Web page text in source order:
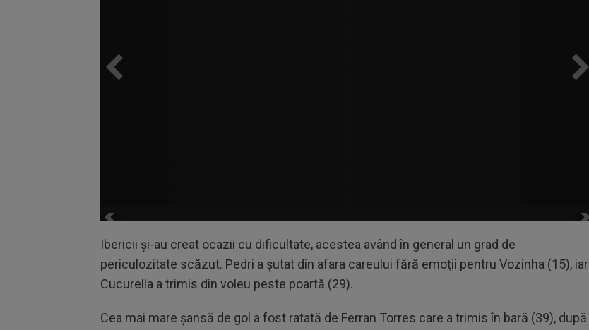
Ibericii şi-au creat ocazii cu dificultate, acestea având în general un grad de
periculozitate scăzut. Pedri a şutat din afara careului fără emoţii pentru Vozinha (15), iar
Cucurella a trimis din voleu peste poartă (29).
Cea mai mare șansă de gol a fost ratată de Ferran Torres care a trimis în bară (39), după